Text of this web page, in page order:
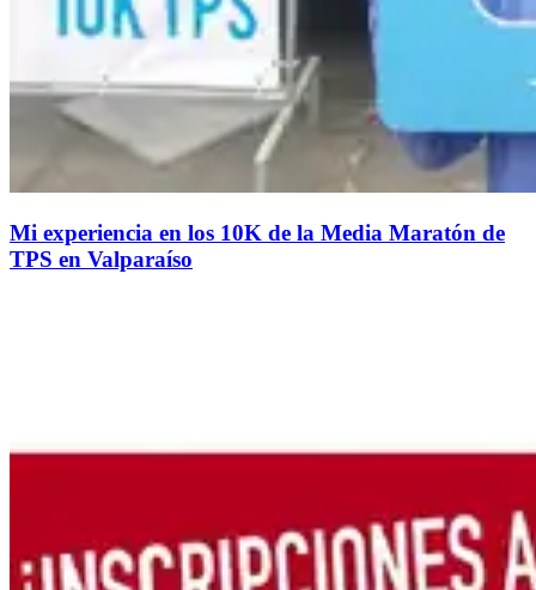
Mi experiencia en los 10K de la Media Maratón de
TPS en Valparaíso